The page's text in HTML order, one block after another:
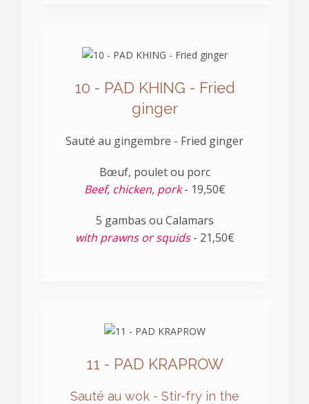
10 - PAD KHING - Fried
ginger
Sauté au gingembre - Fried ginger
Bœuf, poulet ou porc
Beef, chicken, pork- 19,50€
5 gambas ou Calamars
with prawns or squids- 21,50€
11 - PAD KRAPROW
Sauté au wok - Stir-fry in the